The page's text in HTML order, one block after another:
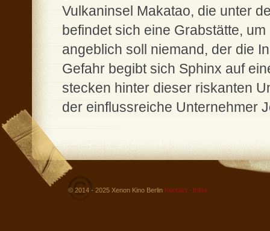
Vulkaninsel Makatao, die unter
befindet sich eine Grabstätte,
angeblich soll niemand, der die
Gefahr begibt sich Sphinx auf
stecken hinter dieser riskanten
der einflussreiche Unternehmer
© 2014 - 2025 Xenon Kino Berlin Kontakt - Infos